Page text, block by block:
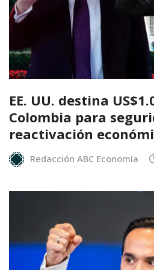
EE. UU. destina
Colombia para
reactivación
Redacción ABC Economía